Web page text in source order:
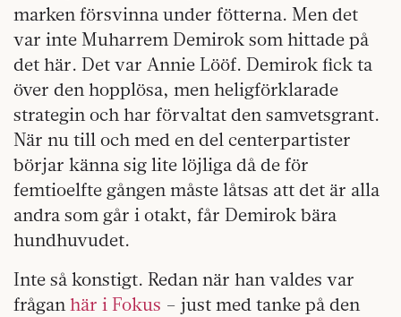
marken försvinna under fötterna. Men det
var inte Muharrem Demirok som hittade på
det här. Det var Annie Lööf. Demirok fick ta
över den hopplösa, men heligförklarade
strategin och har förvaltat den samvetsgrant.
När nu till och med en del centerpartister
börjar känna sig lite löjliga då de för
femtioelfte gången måste låtsas att det är alla
andra som går i otakt, får Demirok bära
hundhuvudet.
Inte så konstigt. Redan när han valdes var
fråganhär i Fokus – just med tanke på den